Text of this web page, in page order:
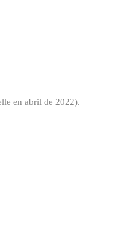
en abril de 2022).